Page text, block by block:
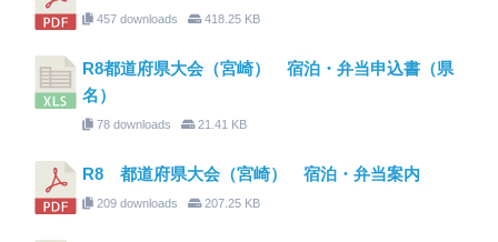
457 downloads 418.25 KB
R8都道府県大会（宮崎） 宿泊・弁当申込書（県
名）
78 downloads 21.41 KB
R8 都道府県大会（宮崎） 宿泊・弁当案内
209 downloads 207.25 KB